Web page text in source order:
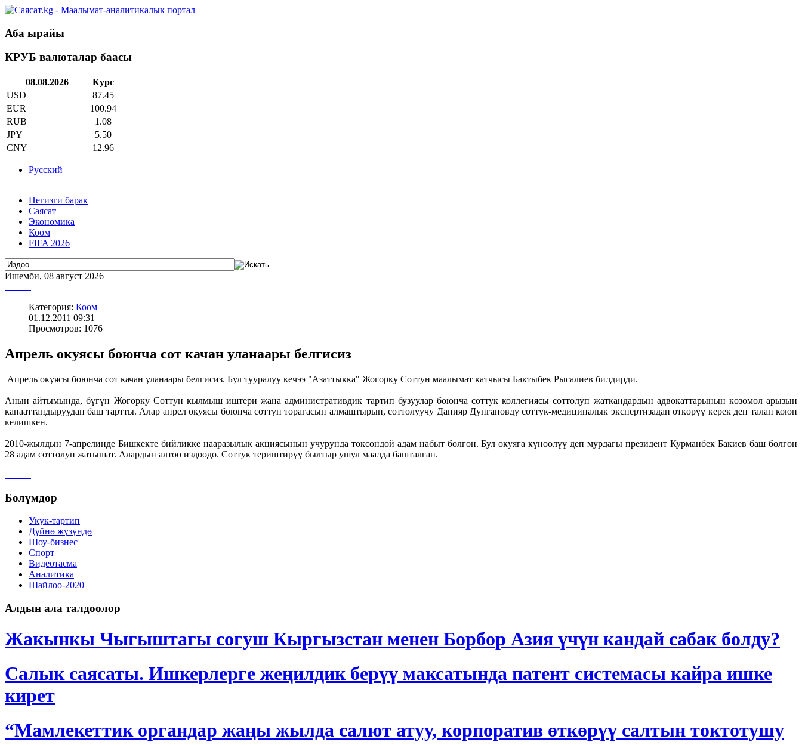
Аба ырайы
КРУБ валюталар баасы
08.08.2026
Курс
USD
87.45
EUR
100.94
RUB
1.08
JPY
5.50
CNY
12.96
Русский
Негизги барак
Саясат
Экономика
Коом
FIFA 2026
Ишемби, 08 август 2026
Категория: Коом
01.12.2011 09:31
Просмотров: 1076
Апрель окуясы боюнча сот качан уланаары белгисиз
Апрель окуясы боюнча сот качан уланаары белгисиз. Бул тууралуу кечээ "Азаттыкка" Жогорку Соттун маалымат катчысы Бактыбек Рысалиев билдирди.
Анын айтымында, бүгүн Жогорку Соттун кылмыш иштери жана административдик тартип бузуулар боюнча соттук коллегиясы соттолуп жаткандардын адвокаттарынын көзөмөл арызын
канааттандыруудан баш тартты. Алар апрел окуясы боюнча соттун төрагасын алмаштырып, соттолуучу Данияр Дунгановду соттук-медициналык экспертизадан өткөрүү керек деп талап коюп
келишкен.
2010-жылдын 7-апрелинде Бишкекте бийликке нааразылык акциясынын учурунда токсондой адам набыт болгон. Бул окуяга күнөөлүү деп мурдагы президент Курманбек Бакиев баш болгон
28 адам соттолуп жатышат. Алардын алтоо издөөдө. Соттук териштирүү былтыр ушул маалда башталган.
Бөлүмдөр
Укук-тартип
Дγйнө жүзүндө
Шоу-бизнес
Спорт
Видеотасма
Аналитика
Шайлоо-2020
Алдын ала талдоолор
Жакынкы Чыгыштагы согуш Кыргызстан менен Борбор Азия үчүн кандай сабак болду?
Салык саясаты. Ишкерлерге жеңилдик берүү максатында патент системасы кайра ишке
кирет
“Мамлекеттик органдар жаңы жылда салют атуу, корпоратив өткөрүү салтын токтотушу